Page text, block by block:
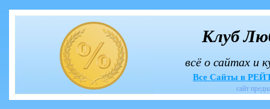
Клуб
всё о сайтах и
Все Сайты в
сайт